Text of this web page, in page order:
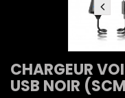
CHARGEUR
USB NOIR